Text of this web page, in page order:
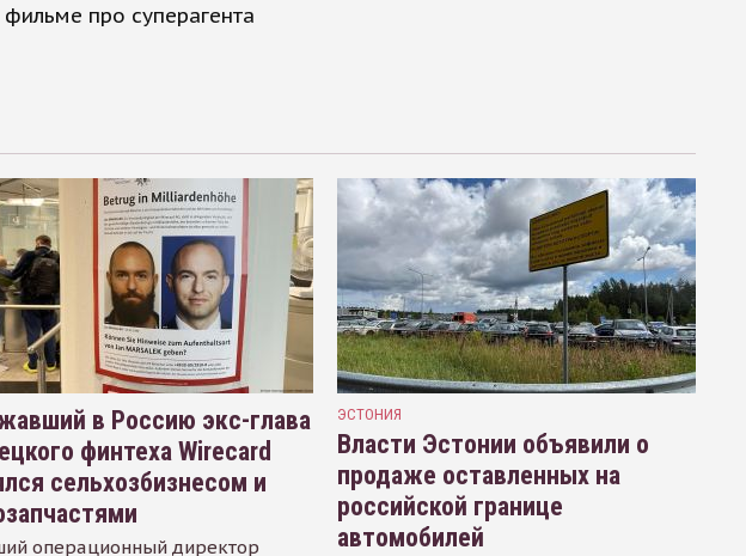
про суперагента
в Россию экс-глава
финтеха Wirecard
сельхозбизнесом и
операционный директор
ЭСТОНИЯ
Власти Эстонии объявили о
продаже оставленных на
российской границе
автомобилей